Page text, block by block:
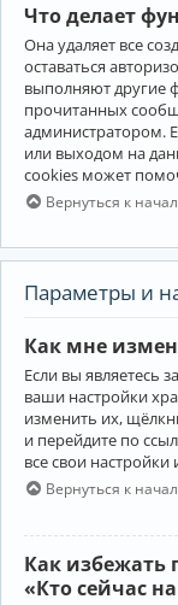
Что делает
Она удаляет все
оставаться
выполняют другие
прочитанных
администратором.
или выходом на
cookies может
Вернуться к
Параметры и
Как мне
Если вы являетесь
ваши настройки
изменить их,
и перейдите по
все свои
Вернуться к
Как избежать
«Кто сейчас